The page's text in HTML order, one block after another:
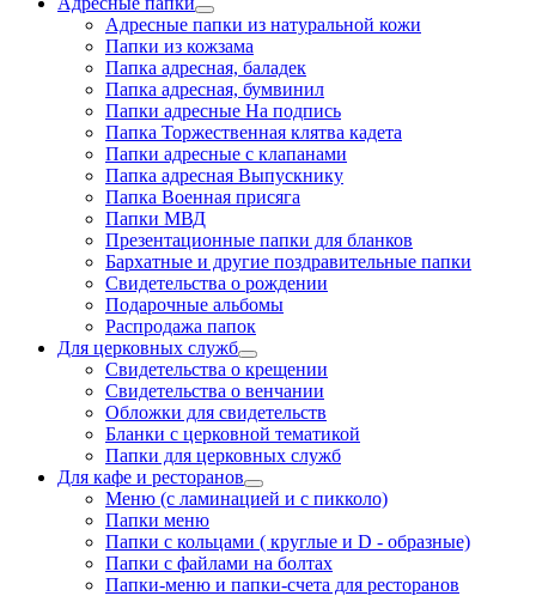
Адресные папки из натуральной кожи
Папки из кожзама
Папка адресная, баладек
Папка адресная, бумвинил
Папки адресные На подпись
Папка Торжественная клятва кадета
Папки адресные с клапанами
Папка адресная Выпускнику
Папка Военная присяга
Папки МВД
Презентационные папки для бланков
Бархатные и другие поздравительные папки
Свидетельства о рождении
Подарочные альбомы
Распродажа папок
Для церковных служб
Свидетельства о крещении
Свидетельства о венчании
Обложки для свидетельств
Бланки с церковной тематикой
Папки для церковных служб
Для кафе и ресторанов
Меню (с ламинацией и с пикколо)
Папки меню
Папки с кольцами ( круглые и D - образные)
Папки с файлами на болтах
Папки-меню и папки-счета для ресторанов